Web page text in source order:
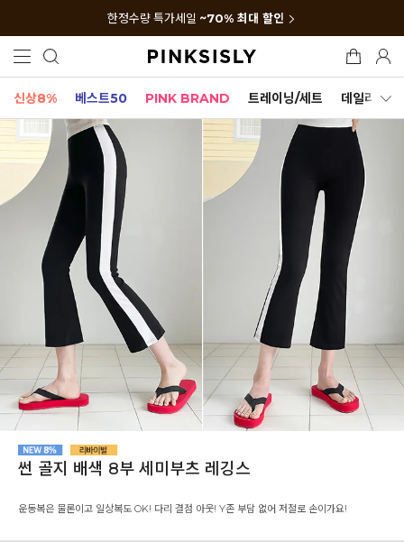
한정수량 특가세일 ~70% 최대 할인
신상8% 베스트50 PINK BRAND 트레이닝/세트 데일리세트
썬 골지 배색 8부 세미부츠 레깅스
운동복은 물론이고 일상복도 OK! 다리 결점 아웃! Y존 부담 없어 저절로 손이가요!